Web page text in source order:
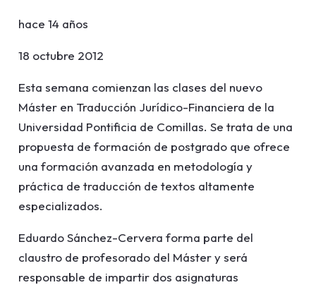
hace 14 años
18 octubre 2012
Esta semana comienzan las clases del nuevo
Máster en Traducción Jurídico-Financiera de la
Universidad Pontificia de Comillas. Se trata de una
propuesta de formación de postgrado que ofrece
una formación avanzada en metodología y
práctica de traducción de textos altamente
especializados.
Eduardo Sánchez-Cervera forma parte del
claustro de profesorado del Máster y será
responsable de impartir dos asignaturas